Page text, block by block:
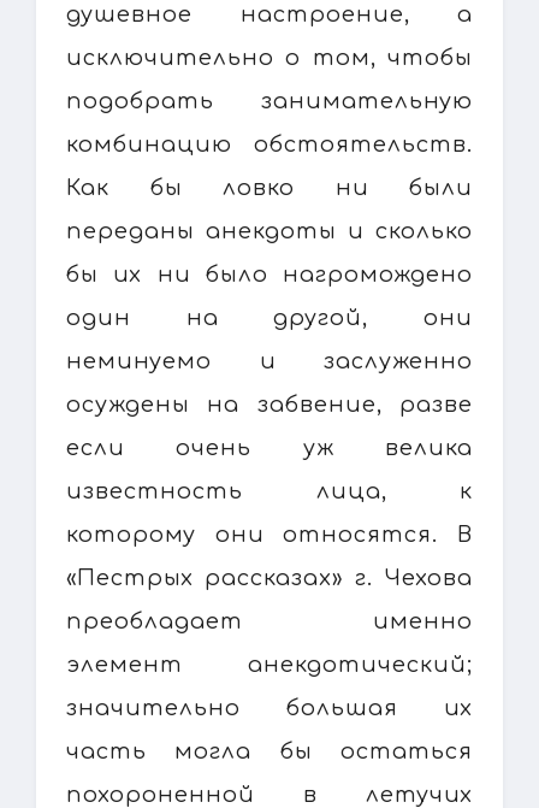
душевное настроение, а
исключительно о том, чтобы
подобрать занимательную
комбинацию обстоятельств.
Как бы ловко ни были
переданы анекдоты и сколько
бы их ни было нагромождено
один на другой, они
неминуемо и заслуженно
осуждены на забвение, разве
если очень уж велика
известность лица, к
которому они относятся. В
«Пестрых рассказах» г. Чехова
преобладает именно
элемент анекдотический;
значительно большая их
часть могла бы остаться
похороненной в летучих